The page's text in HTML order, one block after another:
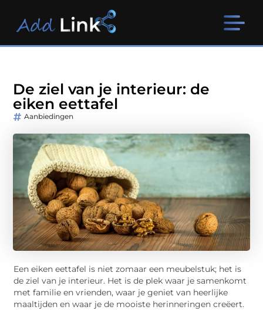
De ziel van je interieur: de
eiken eettafel
Aanbiedingen
Een eiken eettafel is niet zomaar een meubelstuk; het is
de ziel van je interieur. Het is de plek waar je samenkomt
met familie en vrienden, waar je geniet van heerlijke
maaltijden en waar je de mooiste herinneringen creëert.